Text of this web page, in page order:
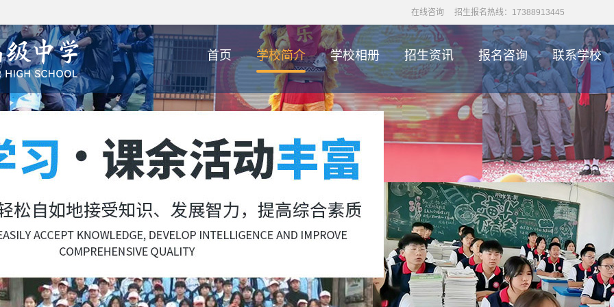
在线咨询 招生报名热线：17388913445
首页 学校简介 学校相册 招生资讯 报名咨询 联系学校